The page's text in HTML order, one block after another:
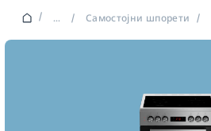
/ ... / Самостојни шпорети /